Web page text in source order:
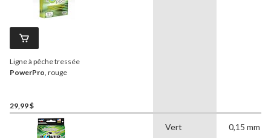
Ligne à pêche tressée
PowerPro , rouge
29,99 $
Vert 0,15 mm